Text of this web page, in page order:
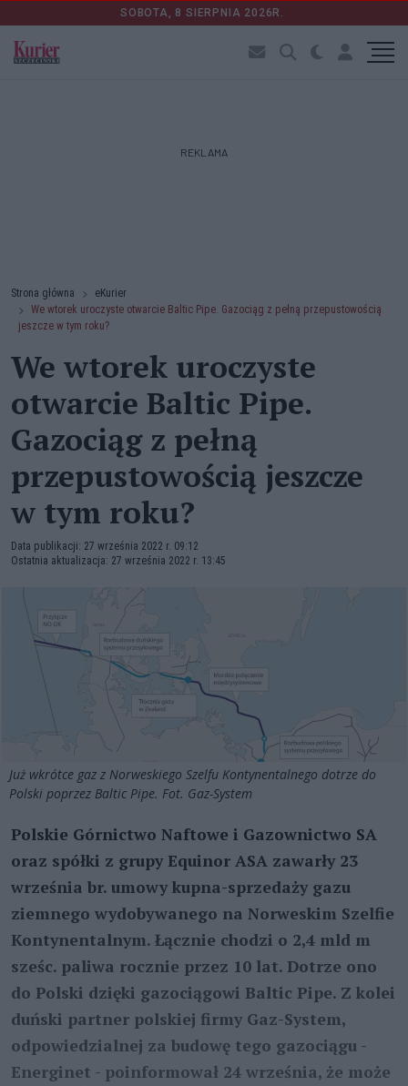
SOBOTA, 8 SIERPNIA 2026R.
REKLAMA
Strona główna
eKurier
We wtorek uroczyste otwarcie Baltic Pipe. Gazociąg z pełną przepustowością
jeszcze w tym roku?
We wtorek uroczyste
otwarcie Baltic Pipe.
Gazociąg z pełną
przepustowością jeszcze
w tym roku?
Data publikacji: 27 września 2022 r. 09:12
Ostatnia aktualizacja: 27 września 2022 r. 13:45
Już wkrótce gaz z Norweskiego Szelfu Kontynentalnego dotrze do
Polski poprzez Baltic Pipe. Fot. Gaz-System
Polskie Górnictwo Naftowe i Gazownictwo SA
oraz spółki z grupy Equinor ASA zawarły 23
września br. umowy kupna-sprzedaży gazu
ziemnego wydobywanego na Norweskim Szelfie
Kontynentalnym. Łącznie chodzi o 2,4 mld m
sześc. paliwa rocznie przez 10 lat. Dotrze ono
do Polski dzięki gazociągowi Baltic Pipe. Z kolei
duński partner polskiej firmy Gaz-System,
odpowiedzialnej za budowę tego gazociągu -
Energinet - poinformował 24 września, że może